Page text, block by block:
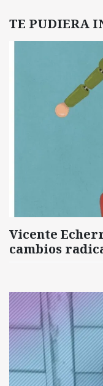
TE PUDIERA
Vicente
cambios